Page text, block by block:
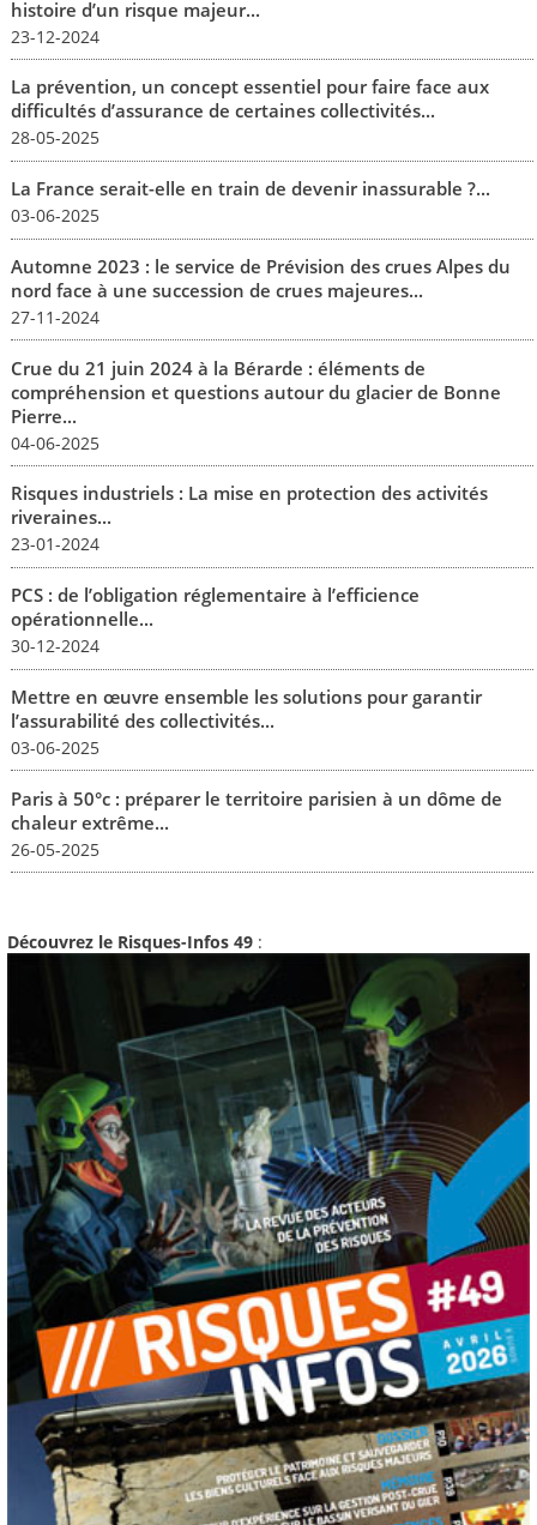
histoire d’un risque majeur...
23-12-2024
La prévention, un concept essentiel pour faire face aux
difficultés d’assurance de certaines collectivités...
28-05-2025
La France serait-elle en train de devenir inassurable ?...
03-06-2025
Automne 2023 : le service de Prévision des crues Alpes du
nord face à une succession de crues majeures...
27-11-2024
Crue du 21 juin 2024 à la Bérarde : éléments de
compréhension et questions autour du glacier de Bonne
Pierre...
04-06-2025
Risques industriels : La mise en protection des activités
riveraines...
23-01-2024
PCS : de l’obligation réglementaire à l’efficience
opérationnelle...
30-12-2024
Mettre en œuvre ensemble les solutions pour garantir
l’assurabilité des collectivités...
03-06-2025
Paris à 50°c : préparer le territoire parisien à un dôme de
chaleur extrême...
26-05-2025
Découvrez le Risques-Infos 49 :